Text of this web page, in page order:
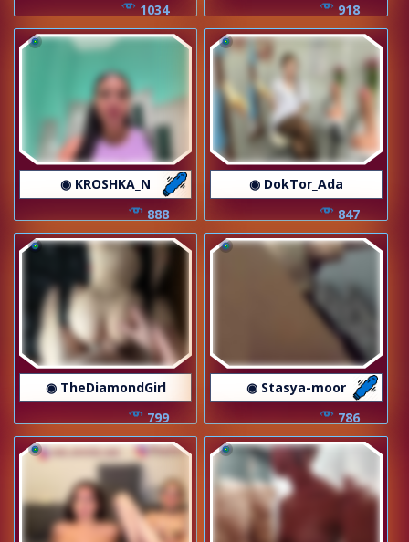
1034
918
◉ KROSHKA_N
888
◉ DokTor_Ada
847
◉ TheDiamondGirl
799
◉ Stasya-moor
786